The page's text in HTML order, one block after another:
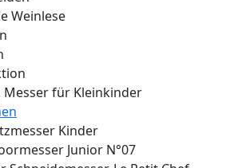
Weinlese
Messer für Kleinkinder
Kinder
Junior N°07